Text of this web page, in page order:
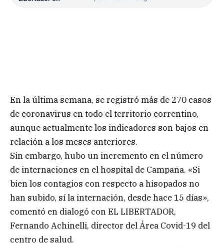
En la última semana, se registró más de 270 casos
de coronavirus en todo el territorio correntino,
aunque actualmente los indicadores son bajos en
relación a los meses anteriores.
Sin embargo, hubo un incremento en el número
de internaciones en el hospital de Campaña. «Si
bien los contagios con respecto a hisopados no
han subido, sí la internación, desde hace 15 días»,
comentó en dialogó con EL LIBERTADOR,
Fernando Achinelli, director del Área Covid-19 del
centro de salud.